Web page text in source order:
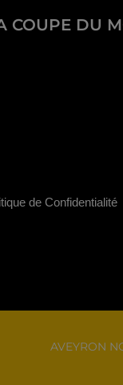
COUPE DU
AVEYRON
de Confidentialité